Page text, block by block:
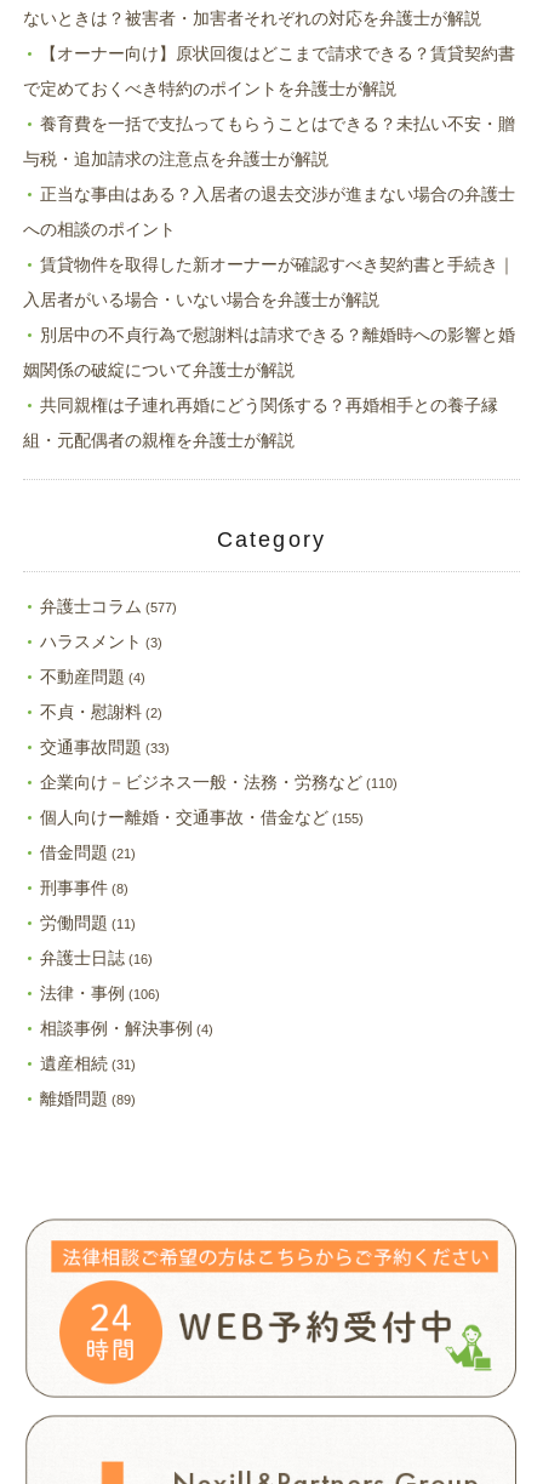
ないときは？被害者・加害者それぞれの対応を弁護士が解説
【オーナー向け】原状回復はどこまで請求できる？賃貸契約書
で定めておくべき特約のポイントを弁護士が解説
養育費を一括で支払ってもらうことはできる？未払い不安・贈
与税・追加請求の注意点を弁護士が解説
正当な事由はある？入居者の退去交渉が進まない場合の弁護士
への相談のポイント
賃貸物件を取得した新オーナーが確認すべき契約書と手続き｜
入居者がいる場合・いない場合を弁護士が解説
別居中の不貞行為で慰謝料は請求できる？離婚時への影響と婚
姻関係の破綻について弁護士が解説
共同親権は子連れ再婚にどう関係する？再婚相手との養子縁
組・元配偶者の親権を弁護士が解説
Category
弁護士コラム (577)
ハラスメント (3)
不動産問題 (4)
不貞・慰謝料(2)
交通事故問題 (33)
企業向け－ビジネス一般・法務・労務など (110)
個人向けー離婚・交通事故・借金など (155)
借金問題 (21)
刑事事件(8)
労働問題 (11)
弁護士日誌(16)
法律・事例 (106)
相談事例・解決事例 (4)
遺産相続(31)
離婚問題 (89)